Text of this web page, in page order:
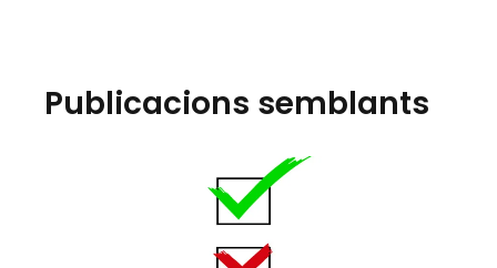
Publicacions semblants